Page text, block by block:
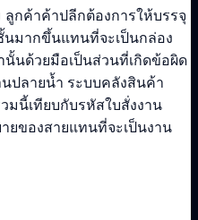
กค้าค้าปลีกต้องการให้บรรจุ
มากขึ้นแทนที่จะเป็นกล่อง
นั้นด้วยมือเป็นส่วนที่เกิดข้อผิด
ปลายน้ำ ระบบคลังสินค้า
วมนี้เทียบกับรหัสใบสั่งงาน
ยของสายแทนที่จะเป็นงาน